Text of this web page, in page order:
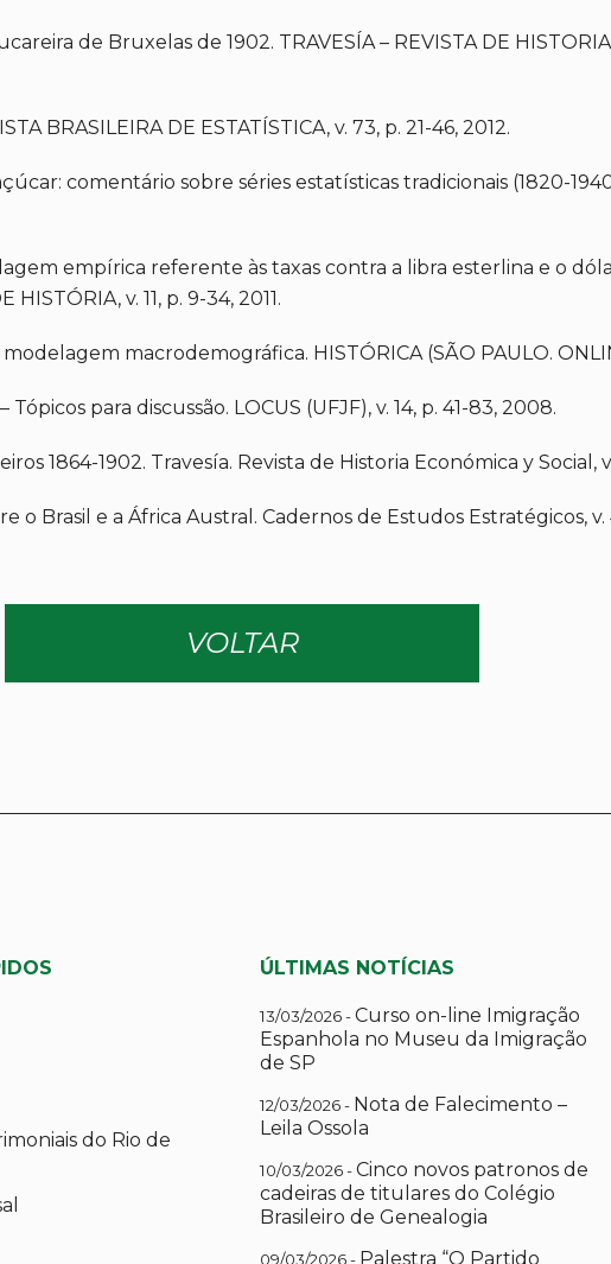
de Bruxelas de 1902. TRAVESÍA – REVISTA DE HISTORIA
BRASILEIRA DE ESTATÍSTICA, v. 73, p. 21-46, 2012.
comentário sobre séries estatísticas tradicionais (1820-
empírica referente às taxas contra a libra esterlina e o dólar
HISTÓRIA, v. 11, p. 9-34, 2011.
macrodemográfica. HISTÓRICA (SÃO PAULO.
para discussão. LOCUS (UFJF), v. 14, p. 41-83, 2008.
1864-1902. Travesía. Revista de Historia Económica y Social, v.
Brasil e a África Austral. Cadernos de Estudos Estratégicos, v.
VOLTAR
do Rio de
ÚLTIMAS NOTÍCIAS
13/03/2026 -Curso on-line Imigração
Espanhola no Museu da Imigração
de SP
12/03/2026 - Nota de Falecimento –
Leila Ossola
10/03/2026 -Cinco novos patronos de
cadeiras de titulares do Colégio
Brasileiro de Genealogia
09/03/2026 - Palestra “O Partido